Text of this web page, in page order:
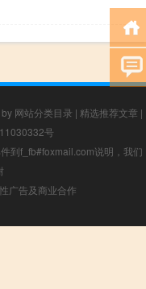
网站分类目录 | 精选推荐文章 |
号
到f_fb#foxmail.com说明，我们
广告及商业合作